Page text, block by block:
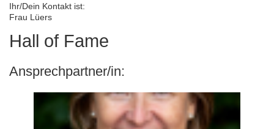
Ihr/Dein Kontakt ist:
Frau Lüers
Hall of Fame
Ansprechpartner/in: